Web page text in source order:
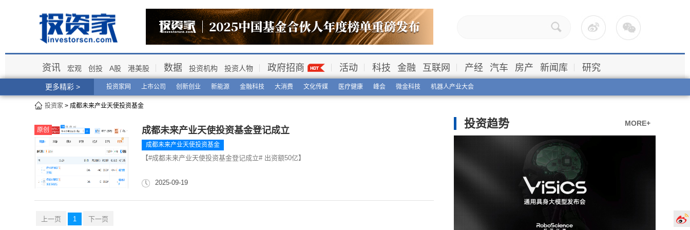
更多精彩 > 投资家网 上市公司 创新创业 新能源 金融科技 大消费 文化传媒 医疗健康 峰会 微金科技 机器人产业大会
资讯 宏观 创投 A股 港美股 数据 投资机构 投资人物 政府招商 活动 科技 金融 互联网 产经 汽车 房产 新闻库 研究
投资家 > 成都未来产业天使投资基金
原创 成都未来产业天使投资基金登记成立
成都未来产业天使投资基金
【#成都未来产业天使投资基金登记成立# 出资额50亿】
2025-09-19
上一页 1 下一页
MORE+
投资趋势